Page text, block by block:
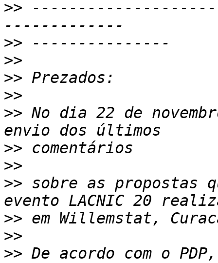
>>
>>
>>
>>
>>
>> No dia 22 de
>>
>>
>> sobre as propostas
>>
>>
>> De acordo com o